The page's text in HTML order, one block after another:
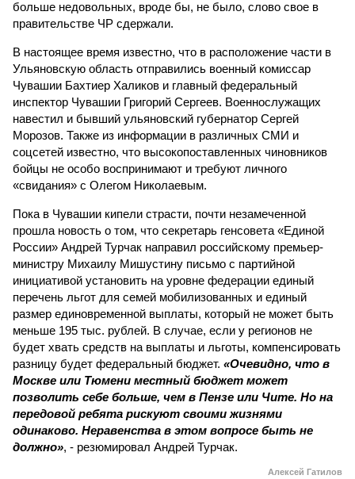
больше недовольных, вроде бы, не было, слово свое в
правительстве ЧР сдержали.
В настоящее время известно, что в расположение части в
Ульяновскую область отправились военный комиссар
Чувашии Бахтиер Халиков и главный федеральный
инспектор Чувашии Григорий Сергеев. Военнослужащих
навестил и бывший ульяновский губернатор Сергей
Морозов. Также из информации в различных СМИ и
соцсетей известно, что высокопоставленных чиновников
бойцы не особо воспринимают и требуют личного
«свидания» с Олегом Николаевым.
Пока в Чувашии кипели страсти, почти незамеченной
прошла новость о том, что секретарь генсовета «Единой
России» Андрей Турчак направил российскому премьер-
министру Михаилу Мишустину письмо с партийной
инициативой установить на уровне федерации единый
перечень льгот для семей мобилизованных и единый
размер единовременной выплаты, который не может быть
меньше 195 тыс. рублей. В случае, если у регионов не
будет хвать средств на выплаты и льготы, компенсировать
разницу будет федеральный бюджет. «Очевидно, что в
Москве или Тюмени местный бюджет может
позволить себе больше, чем в Пензе или Чите. Но на
передовой ребята рискуют своими жизнями
одинаково. Неравенства в этом вопросе быть не
должно», - резюмировал Андрей Турчак.
Алексей Гатилов